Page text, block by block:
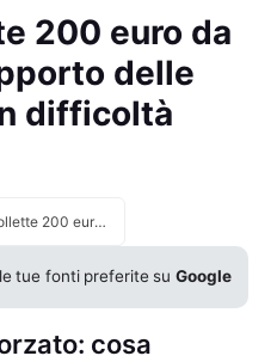
200 euro da
delle
difficoltà
Bonus bollette 200 euro da aprile a supporto delle famiglie in difficoltà
tue fonti preferite suGoogle
cosa